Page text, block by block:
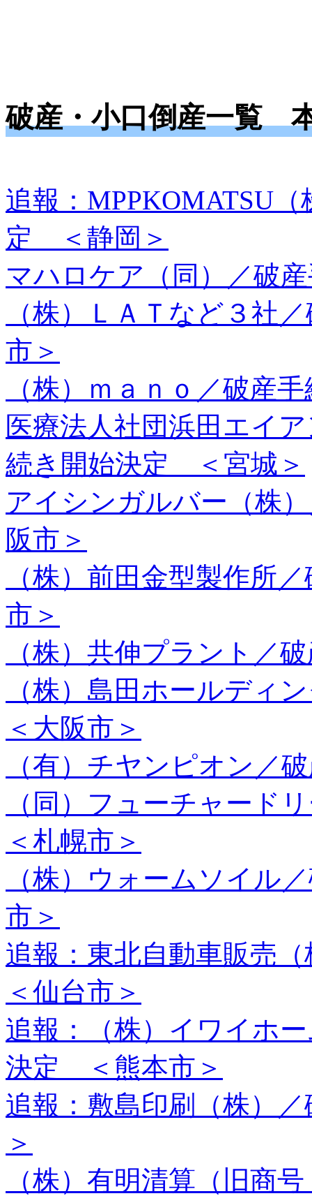
破産・小口倒産一覧
追報：MPPKOMATSU
定 ＜静岡＞
マハロケア（同）／破
（株）ＬＡＴなど３社
市＞
（株）ｍａｎｏ／破産
医療法人社団浜田エイ
続き開始決定 ＜宮城＞
アイシンガルバー（株
阪市＞
（株）前田金型製作所
市＞
（株）共伸プラント／
（株）島田ホールデ
＜大阪市＞
（有）チヤンピオン／
（同）フューチャー
＜札幌市＞
（株）ウォームソイル
市＞
追報：東北自動車販売
＜仙台市＞
追報：（株）イワイホ
決定 ＜熊本市＞
追報：敷島印刷（株）
＞
（株）有明清算（旧商